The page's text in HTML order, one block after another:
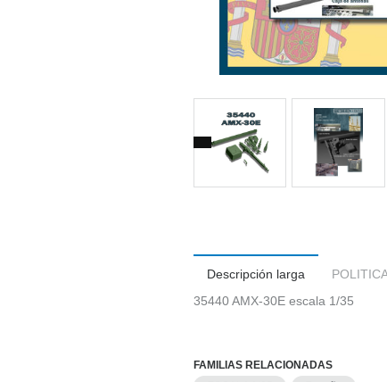
Descripción larga
35440 AMX-30E escala 1/35
FAMILIAS RELACIONADAS